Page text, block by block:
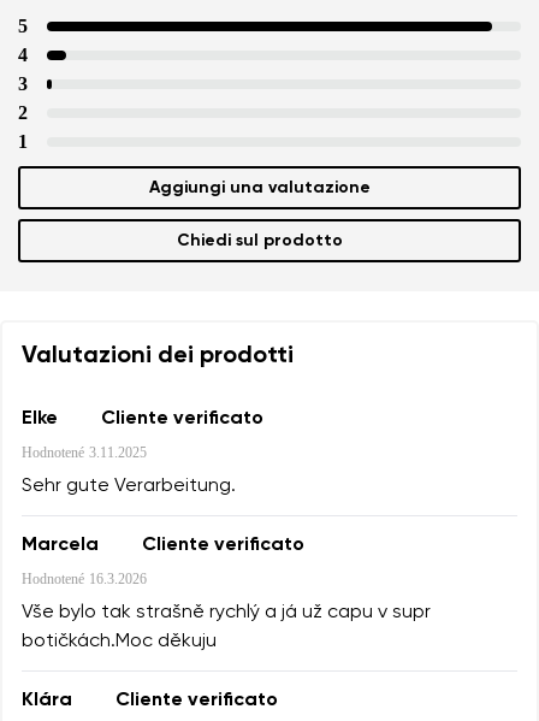
5
4
3
2
1
Aggiungi una valutazione
Chiedi sul prodotto
Valutazioni dei prodotti
Elke Cliente verificato
Hodnotené 3.11.2025
Sehr gute Verarbeitung.
Marcela Cliente verificato
Hodnotené 16.3.2026
Vše bylo tak strašně rychlý a já už capu v supr
botičkách.Moc děkuju
Klára Cliente verificato